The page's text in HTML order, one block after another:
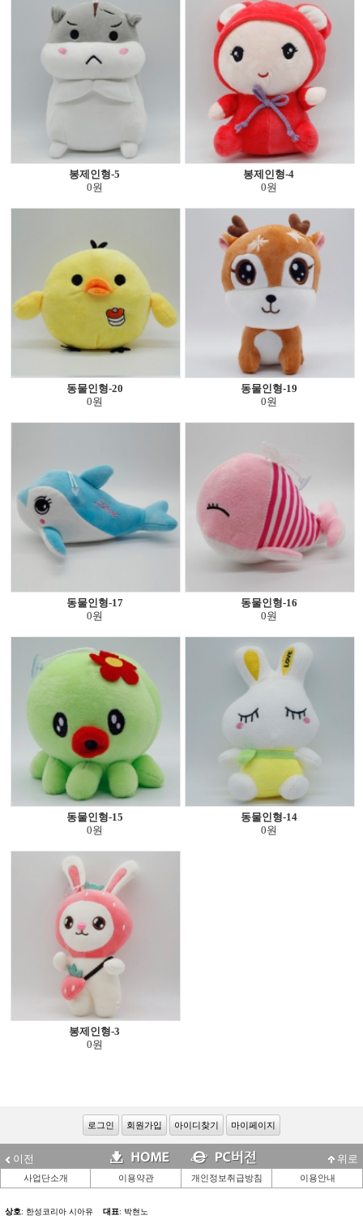
봉제인형-5
0원
봉제인형-4
0원
동물인형-20
0원
동물인형-19
0원
동물인형-17
0원
동물인형-16
0원
동물인형-15
0원
동물인형-14
0원
봉제인형-3
0원
로그인 회원가입 아이디찾기 마이페이지
이전 위로
사업단소개 이용약관 개인정보취급방침 이용안내
상호: 한성코리아 시아유 대표: 박현노